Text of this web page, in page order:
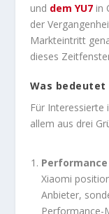
und dem YU7in
der
Markteintritt
dieses
Was bedeutet
Für Interessierte
allem aus drei
Xiaomi
Anbieter,
Performance-